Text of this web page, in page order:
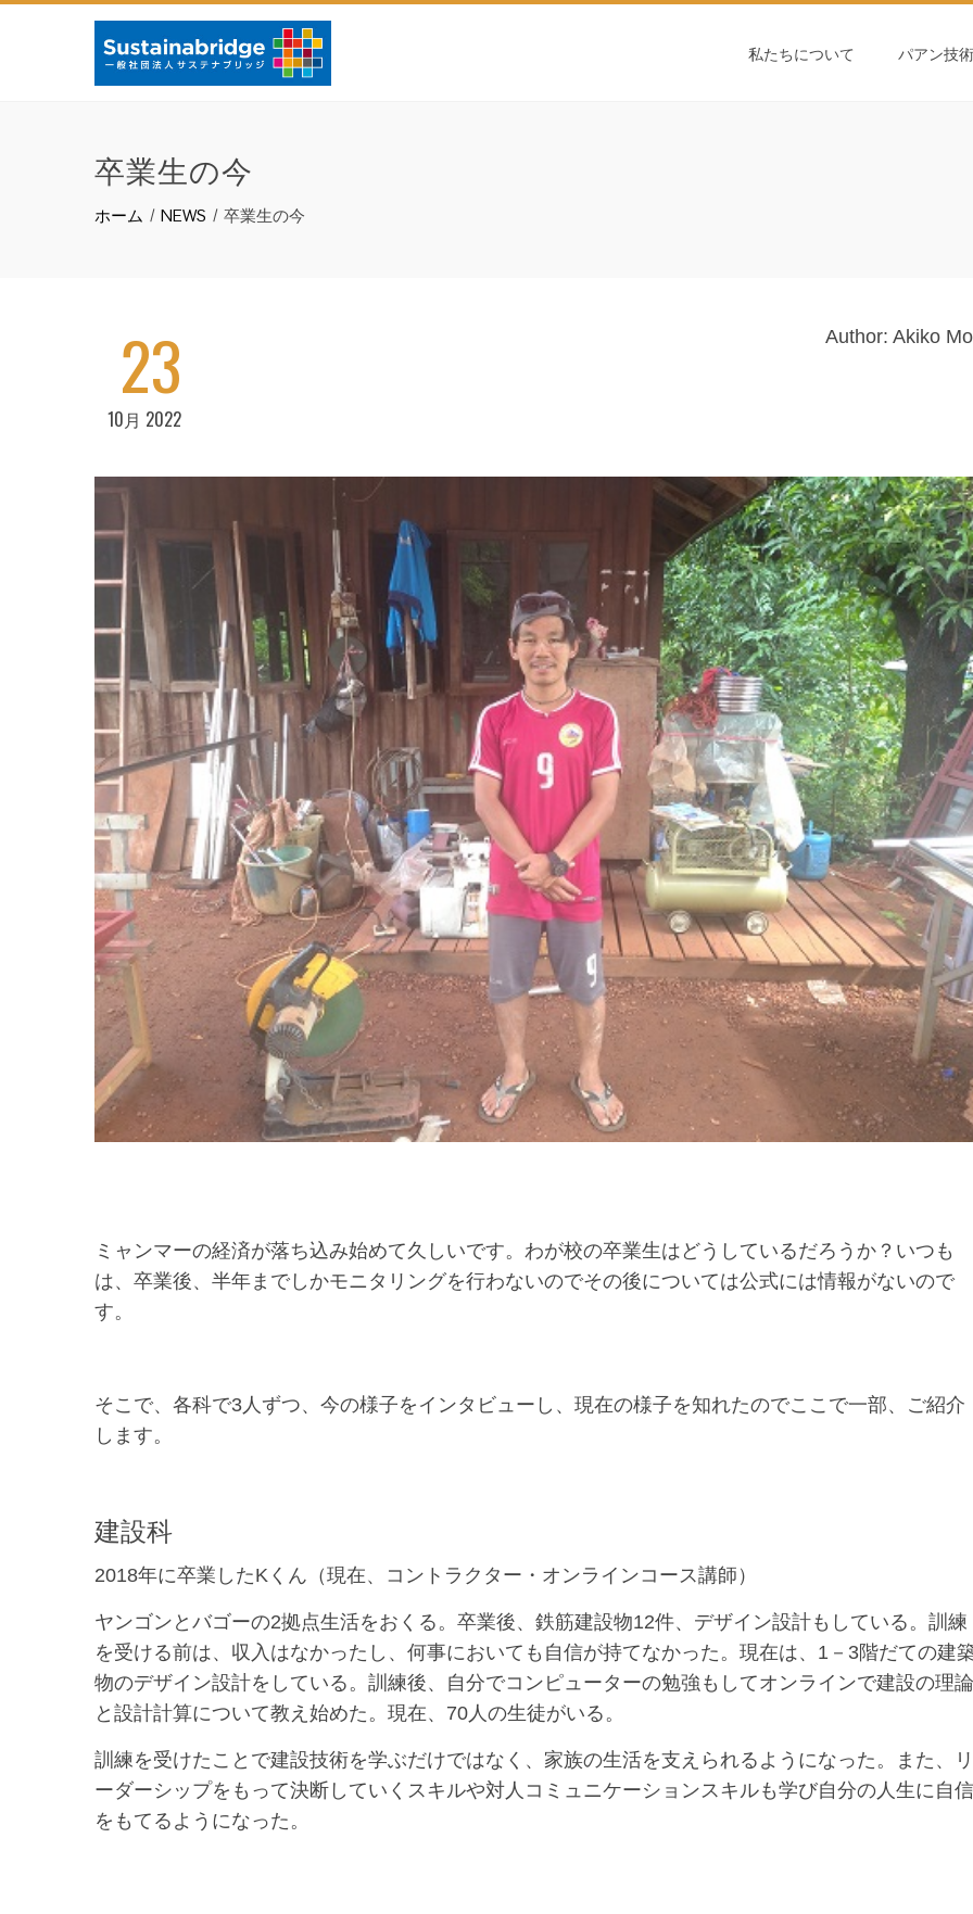
私たちについて パアン技
卒業生の今
ホーム NEWS 卒業生の今
23
10月 2022
Author: Akiko
ミャンマーの経済が落ち込み始めて久しいです。わが校の卒業生はどうしているだろうか？いつも
は、卒業後、半年までしかモニタリングを行わないのでその後については公式には情報がないので
す。
そこで、各科で3人ずつ、今の様子をインタビューし、現在の様子を知れたのでここで一部、ご紹介
します。
建設科
2018年に卒業したKくん（現在、コントラクター・オンラインコース講師）
ヤンゴンとバゴーの2拠点生活をおくる。卒業後、鉄筋建設物12件、デザイン設計もしている。訓練
を受ける前は、収入はなかったし、何事においても自信が持てなかった。現在は、1－3階だての建
物のデザイン設計をしている。訓練後、自分でコンピューターの勉強もしてオンラインで建設の理論
と設計計算について教え始めた。現在、70人の生徒がいる。
訓練を受けたことで建設技術を学ぶだけではなく、家族の生活を支えられるようになった。また、リ
ーダーシップをもって決断していくスキルや対人コミュニケーションスキルも学び自分の人生に自信
をもてるようになった。